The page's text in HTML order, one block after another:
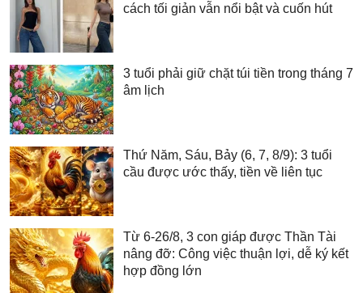
cách tối giản vẫn nổi bật và cuốn hút
3 tuổi phải giữ chặt túi tiền trong tháng 7
âm lịch
Thứ Năm, Sáu, Bảy (6, 7, 8/9): 3 tuổi
cầu được ước thấy, tiền về liên tục
Từ 6-26/8, 3 con giáp được Thần Tài
nâng đỡ: Công việc thuận lợi, dễ ký kết
hợp đồng lớn